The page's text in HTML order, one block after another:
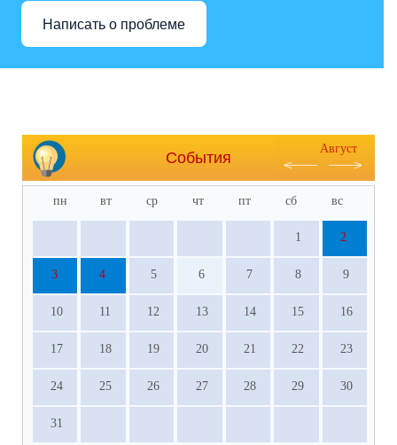
Написать о проблеме
События
Август
пн вт ср чт пт сб вс
1 2
3 4 5 6 7 8 9
10 11 12 13 14 15 16
17 18 19 20 21 22 23
24 25 26 27 28 29 30
31